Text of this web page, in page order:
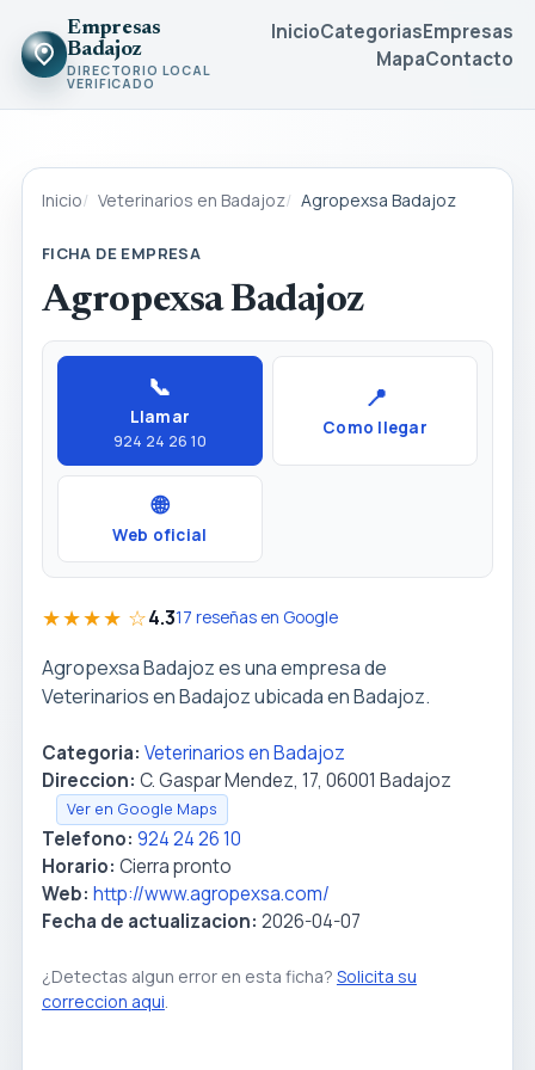
Empresas
Badajoz
DIRECTORIO LOCAL
VERIFICADO
InicioCategoriasEmpresas
MapaContacto
Inicio Veterinarios en Badajoz Agropexsa Badajoz
FICHA DE EMPRESA
Agropexsa Badajoz
📞
Llamar
924 24 26 10
📍
Como llegar
🌐
Web oficial
★★★★ ☆4.317 reseñas en Google
Agropexsa Badajoz es una empresa de
Veterinarios en Badajoz ubicada en Badajoz.
Categoria: Veterinarios en Badajoz
Direccion: C. Gaspar Mendez, 17, 06001 Badajoz
Ver en Google Maps
Telefono: 924 24 26 10
Horario: Cierra pronto
Web: http://www.agropexsa.com/
Fecha de actualizacion: 2026-04-07
¿Detectas algun error en esta ficha? Solicita su
correccion aqui